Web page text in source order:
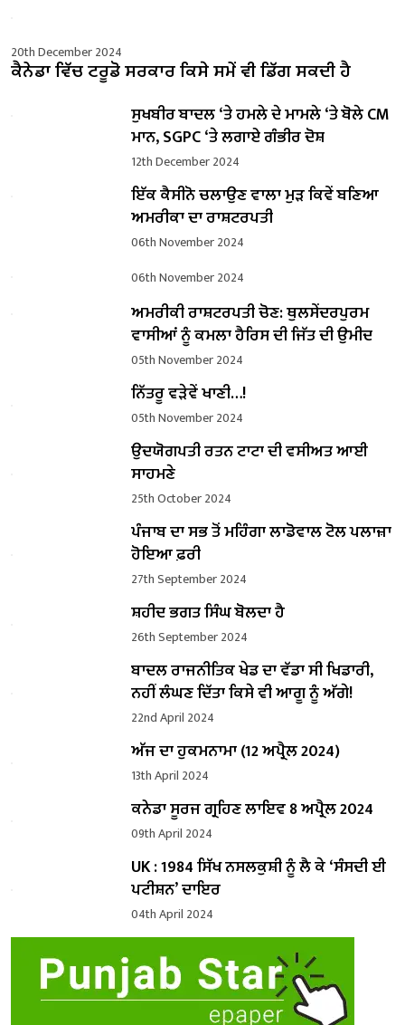
20th December 2024
ਕੈਨੇਡਾ ਵਿੱਚ ਟਰੂਡੋ ਸਰਕਾਰ ਕਿਸੇ ਸਮੇਂ ਵੀ ਡਿੱਗ ਸਕਦੀ ਹੈ
ਸੁਖਬੀਰ ਬਾਦਲ ‘ਤੇ ਹਮਲੇ ਦੇ ਮਾਮਲੇ ‘ਤੇ ਬੋਲੇ ​​CM
ਮਾਨ, SGPC ‘ਤੇ ਲਗਾਏ ਗੰਭੀਰ ਦੋਸ਼
12th December 2024
ਇੱਕ ਕੈਸੀਨੋ ਚਲਾਉਣ ਵਾਲਾ ਮੁੜ ਕਿਵੇਂ ਬਣਿਆ
ਅਮਰੀਕਾ ਦਾ ਰਾਸ਼ਟਰਪਤੀ
06th November 2024
06th November 2024
ਅਮਰੀਕੀ ਰਾਸ਼ਟਰਪਤੀ ਚੋਣ: ਥੁਲਸੇਂਦਰਪੁਰਮ
ਵਾਸੀਆਂ ਨੂੰ ਕਮਲਾ ਹੈਰਿਸ ਦੀ ਜਿੱਤ ਦੀ ਉਮੀਦ
05th November 2024
ਨਿੱਤਰੂ ਵੜੇਵੇਂ ਖਾਣੀ…!
05th November 2024
ਉਦਯੋਗਪਤੀ ਰਤਨ ਟਾਟਾ ਦੀ ਵਸੀਅਤ ਆਈ
ਸਾਹਮਣੇ
25th October 2024
ਪੰਜਾਬ ਦਾ ਸਭ ਤੋਂ ਮਹਿੰਗਾ ਲਾਡੋਵਾਲ ਟੋਲ ਪਲਾਜ਼ਾ
ਹੋਇਆ ਫ਼ਰੀ
27th September 2024
ਸ਼ਹੀਦ ਭਗਤ ਸਿੰਘ ਬੋਲਦਾ ਹੈ
26th September 2024
ਬਾਦਲ ਰਾਜਨੀਤਿਕ ਖੇਡ ਦਾ ਵੱਡਾ ਸੀ ਖਿਡਾਰੀ,
ਨਹੀਂ ਲੰਘਣ ਦਿੱਤਾ ਕਿਸੇ ਵੀ ਆਗੂ ਨੂੰ ਅੱਗੇ!
22nd April 2024
ਅੱਜ ਦਾ ਹੁਕਮਨਾਮਾ (12 ਅਪ੍ਰੈਲ 2024)
13th April 2024
ਕਨੇਡਾ ਸੂਰਜ ਗ੍ਰਹਿਣ ਲਾਇਵ 8 ਅਪ੍ਰੈਲ 2024
09th April 2024
UK : 1984 ਸਿੱਖ ਨਸਲਕੁਸ਼ੀ ਨੂੰ ਲੈ ਕੇ ‘ਸੰਸਦੀ ਈ
ਪਟੀਸ਼ਨ’ ਦਾਇਰ
04th April 2024